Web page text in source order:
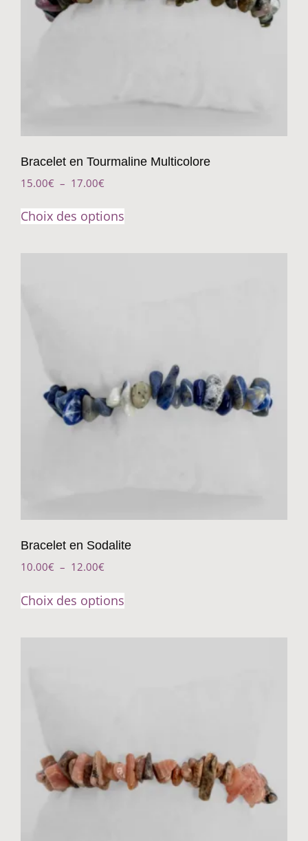
Bracelet en Tourmaline Multicolore
15.00€ – 17.00€
Choix des options
Bracelet en Sodalite
10.00€ – 12.00€
Choix des options